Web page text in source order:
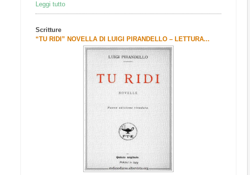
Leggi tutto
Scritture
“TU RIDI” NOVELLA DI LUIGI PIRANDELLO – LETTURA...